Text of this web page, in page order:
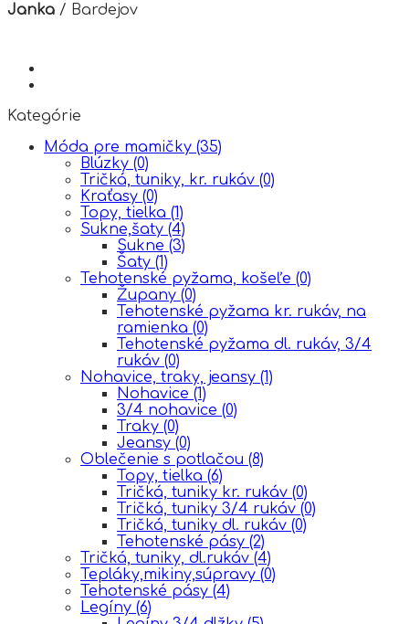
Janka / Bardejov
Kategórie
Móda pre mamičky (35)
Blúzky (0)
Tričká, tuniky, kr. rukáv (0)
Kraťasy (0)
Topy, tielka (1)
Sukne,šaty (4)
Sukne (3)
Šaty (1)
Tehotenské pyžama, košeľe (0)
Župany (0)
Tehotenské pyžama kr. rukáv, na
ramienka (0)
Tehotenské pyžama dl. rukáv, 3/4
rukáv (0)
Nohavice, traky, jeansy (1)
Nohavice (1)
3/4 nohavice (0)
Traky (0)
Jeansy (0)
Oblečenie s potlačou (8)
Topy, tielka (6)
Tričká, tuniky kr. rukáv (0)
Tričká, tuniky 3/4 rukáv (0)
Tričká, tuniky dl. rukáv (0)
Tehotenské pásy (2)
Tričká, tuniky, dl.rukáv (4)
Tepláky,mikiny,súpravy (0)
Tehotenské pásy (4)
Legíny (6)